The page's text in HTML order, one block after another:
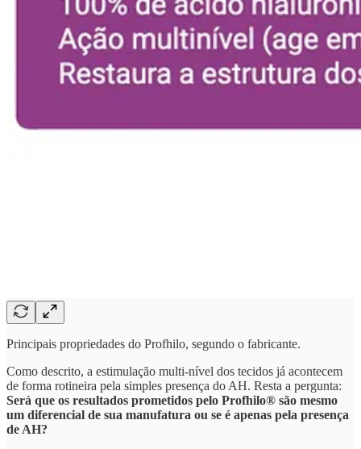
Principais propriedades do Profhilo, segundo o fabricante.
Como descrito, a estimulação multi-nível dos tecidos já acontecem
de forma rotineira pela simples presença do AH. Resta a pergunta:
Será que os resultados prometidos pelo Profhilo® são mesmo
um diferencial de sua manufatura ou se é apenas pela presença
de AH?